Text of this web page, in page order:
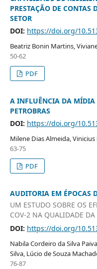
PRESTAÇÃO DE CONTAS
SETOR
DOI: https://doi.org/
Beatriz Bonin Martins,
50-62
PDF
A INFLUÊNCIA DA MÍDIA
PETROBRAS
DOI: https://doi.org/
Milene Dias Almeida,
63-75
PDF
AUDITORIA EM ÉPOCAS
UM ESTUDO SOBRE OS
COV-2 NA QUALIDADE
DOI: https://doi.org/
Nabila Cordeiro da Silva
Silva, Lúcio de Souza
76-87